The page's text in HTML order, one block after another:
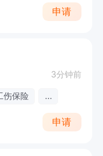
申请
3分钟前
伤保险 ...
申请